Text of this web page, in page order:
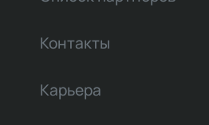
Контакты
Карьера